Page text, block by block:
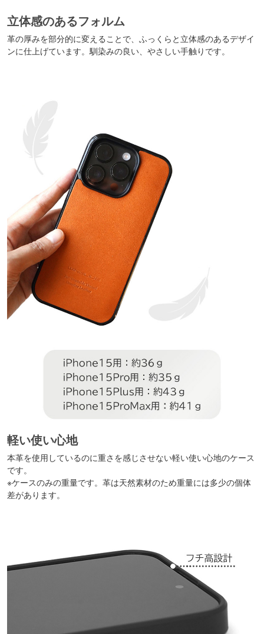
立体感のあるフォルム
革の厚みを部分的に変えることで、ふっくらと立体感のあるデザイ
ンに仕上げています。馴染みの良い、やさしい手触りです。
軽い使い心地
本革を使用しているのに重さを感じさせない軽い使い心地のケース
です。
※ケースのみの重量です。革は天然素材のため重量には多少の個体
差があります。